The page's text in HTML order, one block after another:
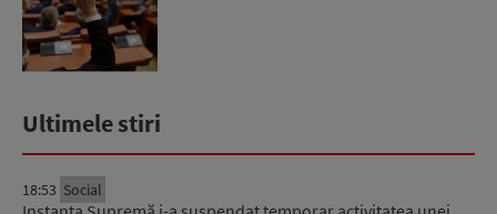
Ultimele stiri
18:53 Social